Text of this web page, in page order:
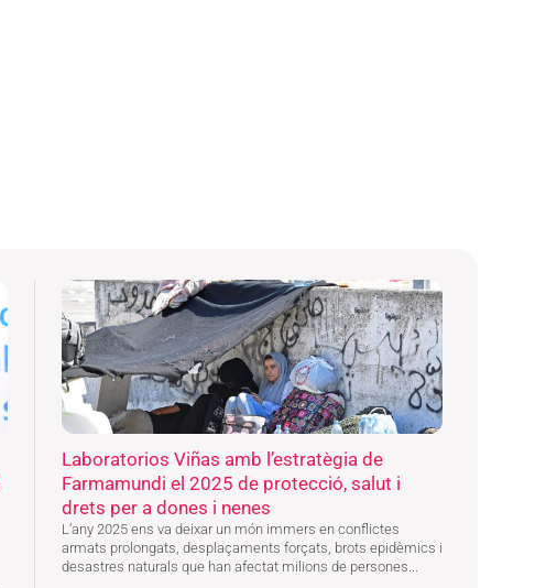
Laboratorios Viñas amb l’estratègia de
Farmamundi el 2025 de protecció, salut i
drets per a dones i nenes
L’any 2025 ens va deixar un món immers en conflictes
armats prolongats, desplaçaments forçats, brots epidèmics i
desastres naturals que han afectat milions de persones...